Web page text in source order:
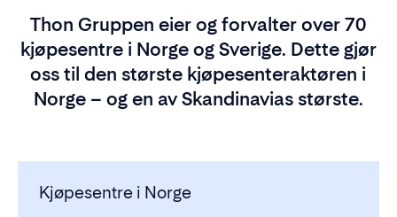
Thon Gruppen eier og forvalter over 70
kjøpesentre i Norge og Sverige. Dette gjør
oss til den største kjøpesenteraktøren i
Norge – og en av Skandinavias største.
Kjøpesentre i Norge